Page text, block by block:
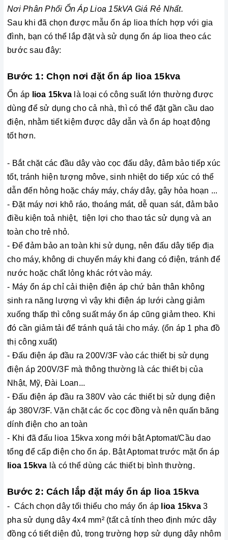
Nơi Phân Phối Ổn Áp Lioa 15kVA Giá Rẻ Nhất.
Sau khi đã chọn được mẫu ổn áp lioa thích hợp với gia
đình, bạn có thể lắp đặt và sử dụng ổn áp lioa theo các
bước sau đây:
Bước 1: Chọn nơi đặt ổn áp lioa 15kva
Ổn áp lioa 15kva là loại có công suất lớn thường được
dùng để sử dụng cho cả nhà, thì có thể đặt gần cầu dao
điện, nhằm tiết kiệm được dây dẫn và ổn áp hoạt động
tốt hơn.
- Bắt chặt các đầu dây vào cọc đấu dây, đảm bảo tiếp xúc
tốt, tránh hiện tượng môve, sinh nhiệt do tiếp xúc có thể
dẫn đến hỏng hoặc cháy máy, cháy dây, gây hỏa hoạn ...
- Đặt máy nơi khô ráo, thoáng mát, dễ quan sát, đảm bảo
điều kiện toả nhiệt, tiện lợi cho thao tác sử dụng và an
toàn cho trẻ nhỏ.
- Để đảm bảo an toàn khi sử dụng, nên đấu dây tiếp địa
cho máy, không di chuyển máy khi đang có điện, tránh để
nước hoặc chất lỏng khác rớt vào máy.
- Máy ổn áp chỉ cải thiện điện áp chứ bản thân không
sinh ra năng lượng vì vậy khi điện áp lưới càng giảm
xuống thấp thì công suất máy ổn áp cũng giảm theo. Khi
đó cần giảm tải để tránh quá tải cho máy. (ổn áp 1 pha đồ
thị công xuất)
- Đấu điện áp đầu ra 200V/3F vào các thiết bị sử dụng
điện áp 200V/3F mà thông thường là các thiết bị của
Nhật, Mỹ, Đài Loan...
- Đấu điện áp đầu ra 380V vào các thiết bị sử dụng điện
áp 380V/3F. Vặn chặt các ốc cọc đồng và nên quấn băng
dính điện cho an toàn
- Khi đã đấu lioa 15kva xong mới bật Aptomat/Cầu dao
tổng để cấp điện cho ổn áp. Bật Aptomat trước mặt ổn áp
lioa 15kva là có thể dùng các thiết bị bình thường.
Bước 2: Cách lắp đặt máy ổn áp lioa 15kva
- Cách chọn dây tối thiểu cho máy ổn áp lioa 15kva3
pha sử dụng dây 4x4 mm² (tất cả tính theo định mức dây
đồng có tiết diện đủ, trong trường hợp sử dụng dây nhôm